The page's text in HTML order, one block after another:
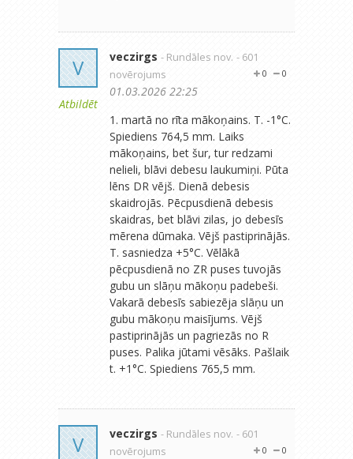
V
Atbildēt
veczirgs - Rundāles nov. - 601
novērojums
0
0
01.03.2026 22:25
1. martā no rīta mākoņains. T. -1°C.
Spiediens 764,5 mm. Laiks
mākoņains, bet šur, tur redzami
nelieli, blāvi debesu laukumiņi. Pūta
lēns DR vējš. Dienā debesis
skaidrojās. Pēcpusdienā debesis
skaidras, bet blāvi zilas, jo debesīs
mērena dūmaka. Vējš pastiprinājās.
T. sasniedza +5°C. Vēlākā
pēcpusdienā no ZR puses tuvojās
gubu un slāņu mākoņu padebeši.
Vakarā debesīs sabiezēja slāņu un
gubu mākoņu maisījums. Vējš
pastiprinājās un pagriezās no R
puses. Palika jūtami vēsāks. Pašlaik
t. +1°C. Spiediens 765,5 mm.
V veczirgs - Rundāles nov. - 601
novērojums
0
0